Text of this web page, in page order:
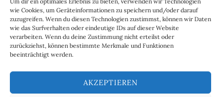
wie Cookies, um Geräteinformationen zu speichern und/oder darauf
zuzugreifen. Wenn du diesen Technologien zustimmst, können wir Daten
wie das Surfverhalten oder eindeutige IDs auf dieser Website
verarbeiten. Wenn du deine Zustimmung nicht erteilst oder
zurückziehst, können bestimmte Merkmale und Funktionen
beeinträchtigt werden.
AKZEPTIEREN
schau bald wieder
vorbei!